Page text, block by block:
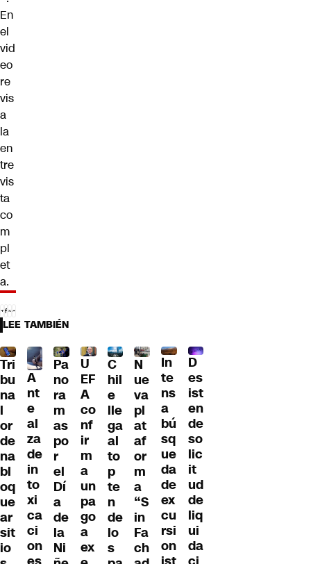
En
el
vid
eo
re
vis
a
la
en
tre
vis
ta
co
m
pl
et
a.
LEE TAMBIÉN
Tri
bu
na
l
or
de
na
bl
oq
ue
ar
sit
io
A
nt
e
al
za
de
in
to
xi
ca
ci
on
Pa
no
ra
m
as
po
r
el
Dí
a
de
la
Ni
U
EF
A
co
nf
ir
m
a
un
pa
go
a
ex
C
hil
e
lle
ga
al
to
p
te
n
de
lo
s
N
ue
va
pl
at
af
or
m
a
“S
in
Fa
ch
In
te
ns
a
bú
sq
ue
da
de
ex
cu
rsi
on
D
es
ist
en
de
so
lic
it
ud
de
liq
ui
da